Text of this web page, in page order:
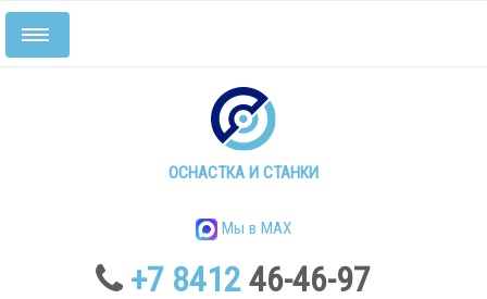
ОСНАСТКА И СТАНКИ
Мы в MAX
+7 841246-46-97
Включить/
выключить